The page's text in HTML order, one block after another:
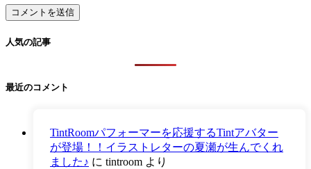
人気の記事
最近のコメント
TintRoomパフォーマーを応援するTintアバター
が登場！！イラストレターの夏瀬が生んでくれ
ました♪ に tintroom より